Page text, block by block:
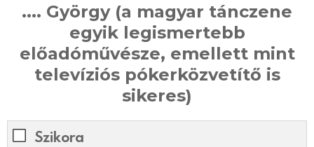
.... György (a magyar tánczene
egyik legismertebb
előadóművésze, emellett mint
televíziós pókerközvetítő is
sikeres)
Szikora